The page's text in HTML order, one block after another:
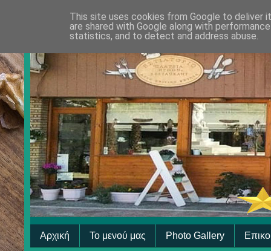
Αρχική Το μενού μας Photo Gallery
This site uses cookies from Google to deliver
are shared with Google along with
statistics, and to detect and address abuse.